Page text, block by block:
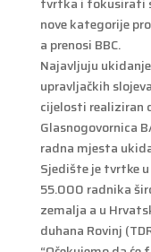
nove kategorije
a prenosi BBC.
Najavljuju
upravljačkih
cijelosti realiziran
Glasnogovornica
radna mjesta
Sjedište je tvrtke
55.000 radnika
zemalja a u
duhana Rovinj